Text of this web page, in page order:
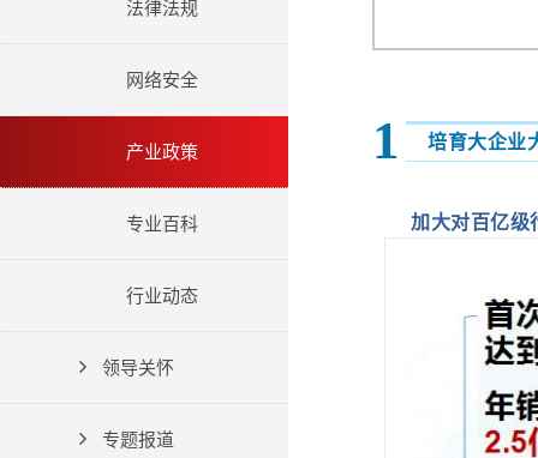
法律法规
网络安全
产业政策
专业百科
行业动态
领导关怀
专题报道
1 培育大企业
加大对百亿级